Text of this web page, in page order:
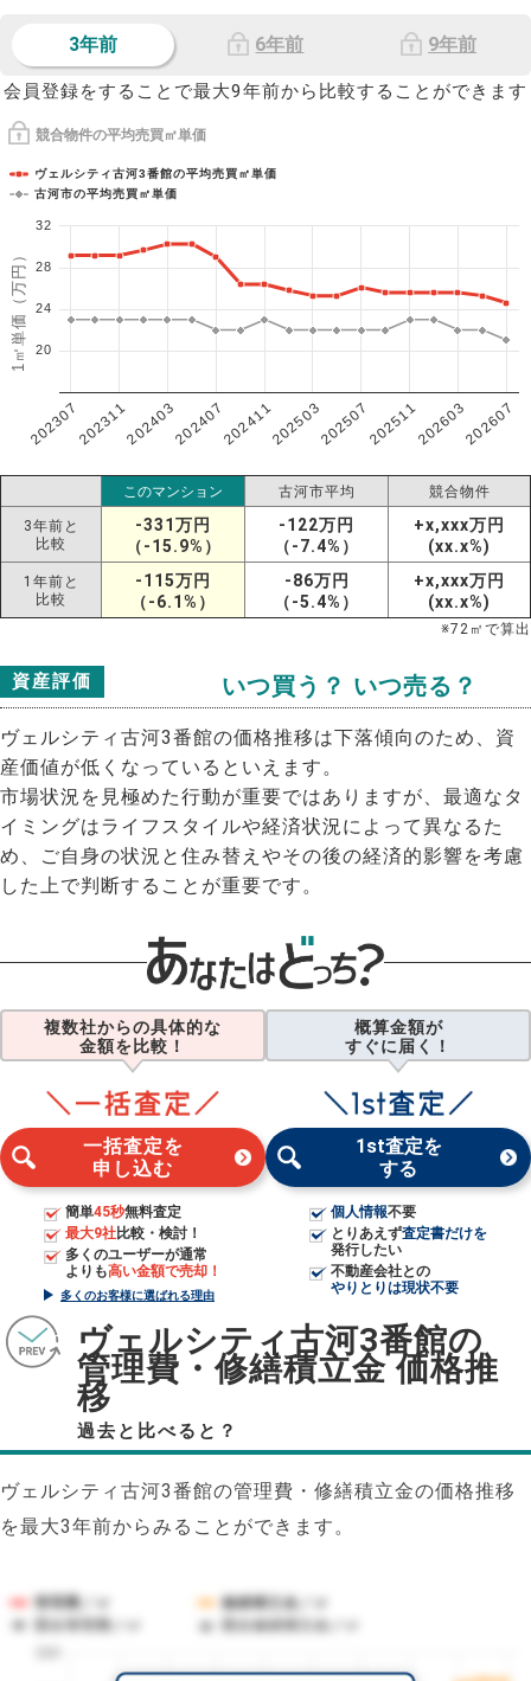
3年前 6年前 9年前
会員登録をすることで最大9年前から比較することができます
競合物件の平均売買㎡単価
1㎡単価（万円）
ヴェルシティ古河3番館の平均売買㎡単価
古河市の平均売買㎡単価
202307202311202403202407202411202503202507202511202603202607
20
24
28
32
このマンション 古河市平均 競合物件
3年前と
比較
-331万円
（-15.9%）
-122万円
（-7.4%）
+x,xxx万円
(xx.x%)
1年前と
比較
-115万円
（-6.1%）
-86万円
（-5.4%）
+x,xxx万円
(xx.x%)
※72 ㎡で算出
資産評価 いつ買う？ いつ売る？
ヴェルシティ古河3番館の価格推移は下落傾向のため、資
産価値が低くなっているといえます。
市場状況を見極めた行動が重要ではありますが、最適なタ
イミングはライフスタイルや経済状況によって異なるた
め、ご自身の状況と住み替えやその後の経済的影響を考慮
した上で判断することが重要です。
複数社からの具体的な
金額を比較！
一括査定を
申し込む
簡単45秒無料査定
最大9社比較・検討！
多くのユーザーが通常
よりも高い金額で売却！
多くのお客様に選ばれる理由
概算金額が
すぐに届く！
1st査定を
する
個人情報不要
とりあえず査定書だけを
発行したい
不動産会社との
やりとりは現状不要
ヴェルシティ古河3番館の
管理費・修繕積立金 価格推
移
過去と比べると？
ヴェルシティ古河3番館の管理費・修繕積立金の価格推移
を最大3年前からみることができます。
管理費／㎡
修繕積立金／㎡
競合管理費／㎡
競合修繕積立金／㎡